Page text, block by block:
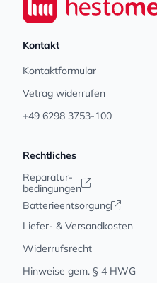
Kontakt
Kontaktformular
Vetrag widerrufen
+49 6298 3753-100
Rechtliches
Reparatur-
bedingungen
Batterieentsorgung
Liefer- & Versandkosten
Widerrufsrecht
Hinweise gem. § 4 HWG